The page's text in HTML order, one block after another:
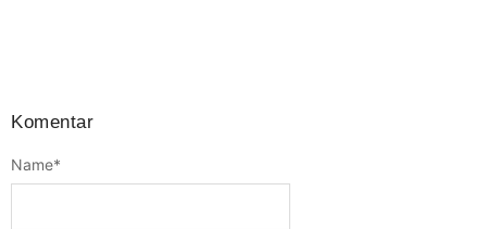
Komentar
Name*